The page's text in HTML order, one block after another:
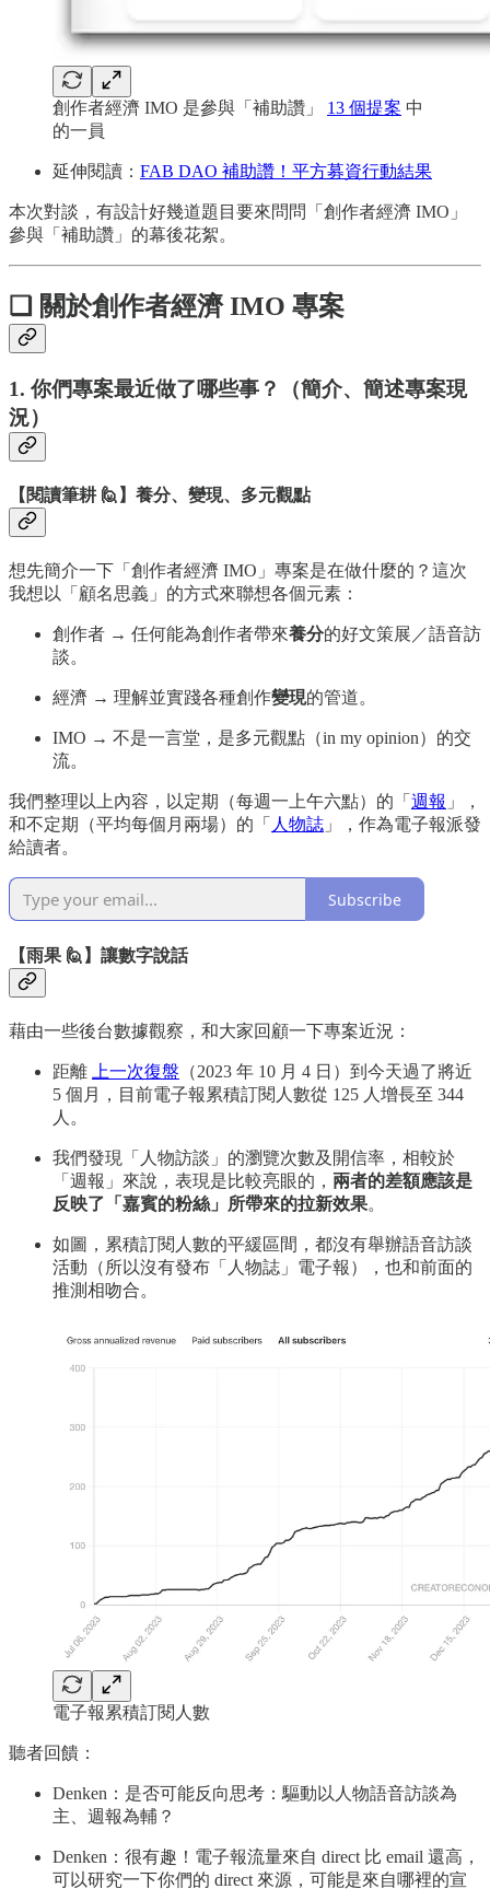
創作者經濟 IMO 是參與「補助讚」 13 個提案 中
的一員
延伸閱讀： FAB DAO 補助讚！平方募資行動結果
本次對談，有設計好幾道題目要來問問「創作者經濟 IMO」
參與「補助讚」的幕後花絮。
❏ 關於創作者經濟 IMO 專案
1. 你們專案最近做了哪些事？（簡介、簡述專案現
況）
【閱讀筆耕 🙋】養分、變現、多元觀點
想先簡介一下「創作者經濟 IMO」專案是在做什麼的？這次
我想以「顧名思義」的方式來聯想各個元素：
創作者 → 任何能為創作者帶來養分的好文策展／語音訪
談。
經濟 → 理解並實踐各種創作變現的管道。
IMO → 不是一言堂，是多元觀點（in my opinion）的交
流。
我們整理以上內容，以定期（每週一上午六點）的「 週報 」，
和不定期（平均每個月兩場）的「 人物誌 」，作為電子報派發
給讀者。
Subscribe
【雨果 🙋】讓數字說話
藉由一些後台數據觀察，和大家回顧一下專案近況：
距離 上一次復盤 （2023 年 10 月 4 日）到今天過了將近
5 個月，目前電子報累積訂閱人數從 125 人增長至 344
人。
我們發現「人物訪談」的瀏覽次數及開信率，相較於
「週報」來說，表現是比較亮眼的， 兩者的差額應該是
反映了「嘉賓的粉絲」所帶來的拉新效果。
如圖，累積訂閱人數的平緩區間，都沒有舉辦語音訪談
活動（所以沒有發布「人物誌」電子報），也和前面的
推測相吻合。
電子報累積訂閱人數
聽者回饋：
Denken：是否可能反向思考：驅動以人物語音訪談為
主、週報為輔？
Denken：很有趣！電子報流量來自 direct 比 email 還高，
可以研究一下你們的 direct 來源，可能是來自哪裡的宣